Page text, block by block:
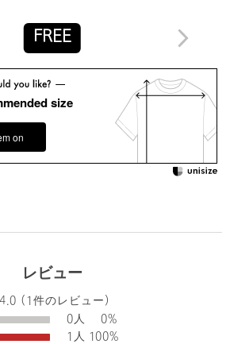
きましては包装やパッケージに破損・汚
商品に欠陥が認められない際にはそのま
ます。
内容変更・追加注文はお受けできませ
なく価格の変更を行う場合がございます
についての価格変更はお受けいたしかね
時点で弊社に在庫がある場合に限り、交
たします。
商品詳細
FREE
size
on
レビュー
4.0 (1件のレビュー)
0人
0%
1人 100%